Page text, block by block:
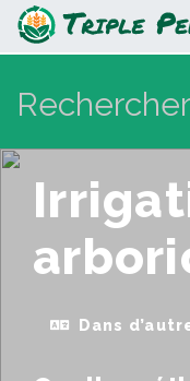
Irrigation
Dans